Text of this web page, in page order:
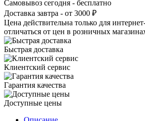
Самовывоз сегодня - бесплатно
Доставка завтра - от 3000 ₽
Цена действительна только для
отличаться от цен в розничных
Быстрая доставка
Клиентский сервис
Гарантия качества
Доступные цены